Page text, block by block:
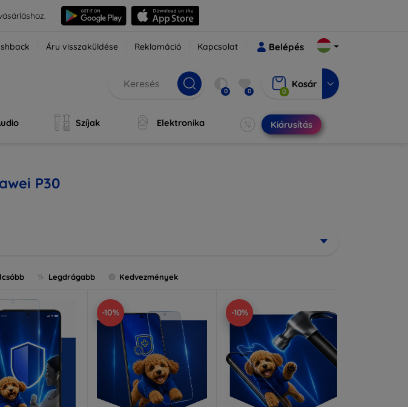
Áru visszaküldése Reklamáció Kapcsolat Belépés
0 0 0
Kosár
Szíjak Elektronika Kiárusítás
P30
Legdrágabb Kedvezmények
-10% -10%